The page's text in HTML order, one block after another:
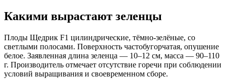
Какими вырастают зеленцы
Плоды Щедрик F1 цилиндрические, тёмно-зелёные, со
светлыми полосами. Поверхность частобугорчатая, опушение
белое. Заявленная длина зеленца — 10–12 см, масса — 90–110
г. Производитель отмечает отсутствие горечи при соблюдении
условий выращивания и своевременном сборе.